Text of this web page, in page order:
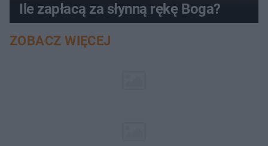
Ile zapłacą za słynną rękę Boga?
ZOBACZ WIĘCEJ